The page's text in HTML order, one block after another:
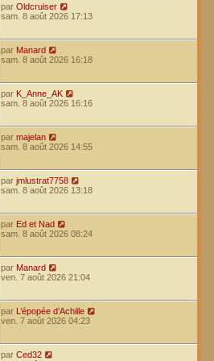
par Oldcruiser
sam. 8 août 2026 17:13
par Manard
sam. 8 août 2026 16:18
par K_Anne_AK
sam. 8 août 2026 16:16
par majelan
sam. 8 août 2026 14:55
par jmlustrat7758
sam. 8 août 2026 13:18
par Ed et Nad
sam. 8 août 2026 08:24
par Manard
ven. 7 août 2026 21:04
par L’épopée d’Achille
ven. 7 août 2026 04:23
par Ced32